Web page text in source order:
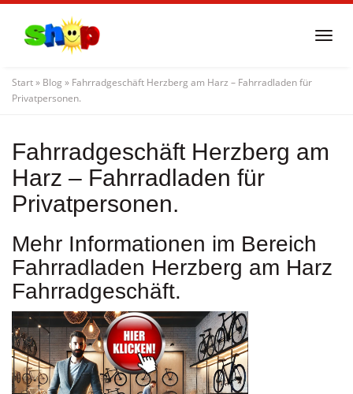
content
Start» Blog » Fahrradgeschäft Herzberg am Harz – Fahrradladen für
Privatpersonen.
Fahrradgeschäft Herzberg am
Harz – Fahrradladen für
Privatpersonen.
Mehr Informationen im Bereich
Fahrradladen Herzberg am Harz
Fahrradgeschäft.